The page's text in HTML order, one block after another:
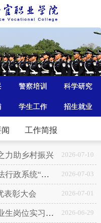
警察培训 科学研究
学生工作 招生就业
工作简报
力助乡村振兴 2026-07-10
喜报！学院教师杨晖荣获省直司法行政系统“司法好声音”歌咏比赛一等奖 2026-07-03
表彰大会 2026-07-01
学院矫正教育学系召开2027届毕业生岗位实习动员大会 2026-06-29